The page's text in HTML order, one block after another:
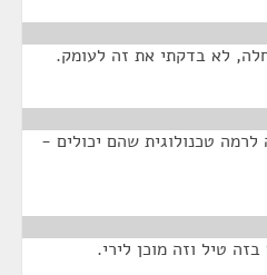
לא בדקתי את זה לעומק.
טכנולוגית שהם יכולים -
טיל וזה מוכן לירי.